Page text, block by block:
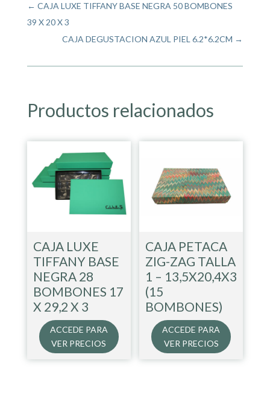
← CAJA LUXE TIFFANY BASE NEGRA 50 BOMBONES
39 X 20 X 3
CAJA DEGUSTACION AZUL PIEL 6.2*6.2CM →
Productos relacionados
CAJA LUXE
TIFFANY BASE
NEGRA 28
BOMBONES 17
X 29,2 X 3
ACCEDE PARA
VER PRECIOS
CAJA PETACA
ZIG-ZAG TALLA
1 – 13,5X20,4X3
(15
BOMBONES)
ACCEDE PARA
VER PRECIOS